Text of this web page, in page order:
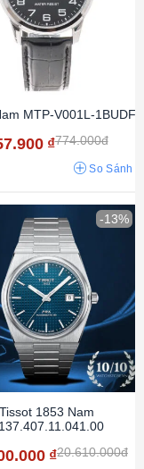
MTP-V001L-1BUDF
₫774.000đ
So Sánh
-13%
Tissot 1853 Nam
₫20.610.000đ